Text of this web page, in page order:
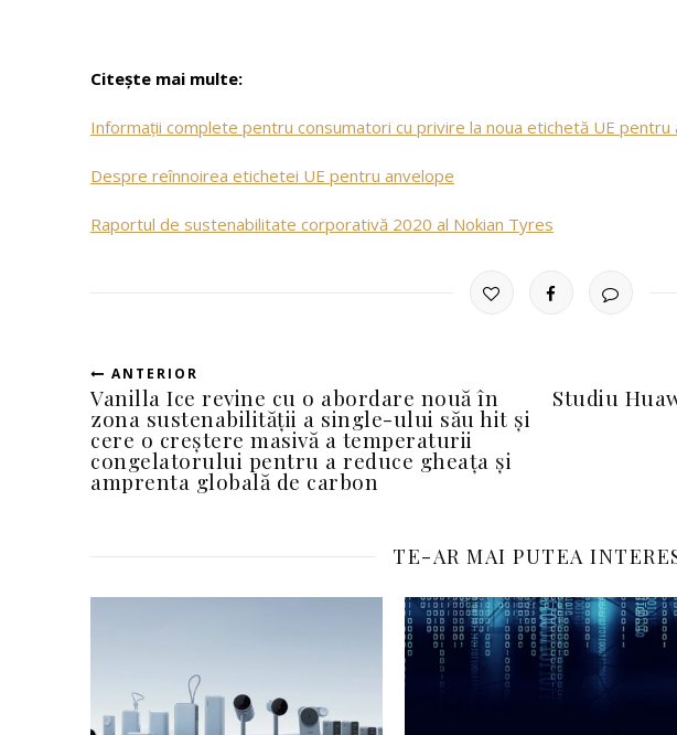
Citește mai multe:
Informații complete pentru consumatori cu privire la noua etichetă UE pentru
Despre reînnoirea etichetei UE pentru anvelope
Raportul de sustenabilitate corporativă 2020 al Nokian Tyres
ANTERIOR
Vanilla Ice revine cu o abordare nouă în
zona sustenabilității a single-ului său hit și
cere o creștere masivă a temperaturii
congelatorului pentru a reduce gheața și
amprenta globală de carbon
Studiu
TE-AR MAI PUTEA